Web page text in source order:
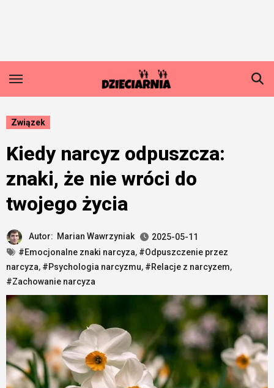
Związek
Kiedy narcyz odpuszcza:
znaki, że nie wróci do
twojego życia
Autor: Marian Wawrzyniak
2025-05-11
#Emocjonalne znaki narcyza, #Odpuszczenie przez
narcyza, #Psychologia narcyzmu, #Relacje z narcyzem,
#Zachowanie narcyza